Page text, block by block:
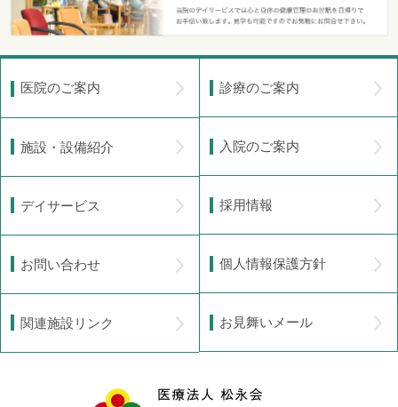
医院のご案内
施設・設備紹介
デイサービス
お問い合わせ
関連施設リンク
診療のご案内
入院のご案内
採用情報
個人情報保護方針
お見舞いメール